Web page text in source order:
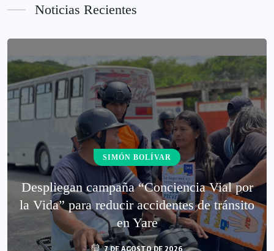
Noticias Recientes
SIMÓN BOLÍVAR
‎Despliegan campaña “Conciencia Vial por
la Vida” para reducir accidentes de tránsito
en Yare
7 DE AGOSTO DE 2026